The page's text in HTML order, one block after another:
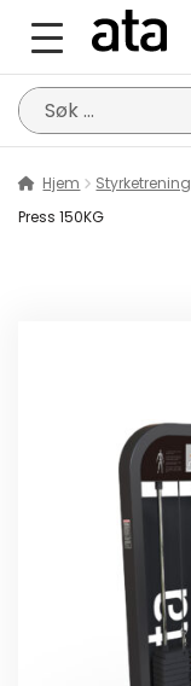
Søk
etter:
Hjem Styrketrening
Press 150KG